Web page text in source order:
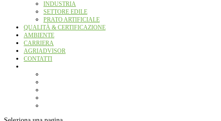
INDUSTRIA
SETTORE EDILE
PRATO ARTIFICIALE
QUALITÀ & CERTIFICAZIONE
AMBIENTE
CARRIERA
AGRIADVISOR
CONTATTI